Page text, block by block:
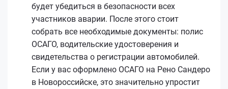
будет убедиться в безопасности всех
участников аварии. После этого стоит
собрать все необходимые документы: полис
ОСАГО, водительские удостоверения и
свидетельства о регистрации автомобилей.
Если у вас оформлено ОСАГО на Рено Сандеро
в Новороссийске, это значительно упростит